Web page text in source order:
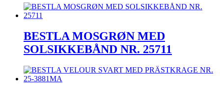
BESTLA MOSGRØN MED
SOLSIKKEBÅND NR. 25711